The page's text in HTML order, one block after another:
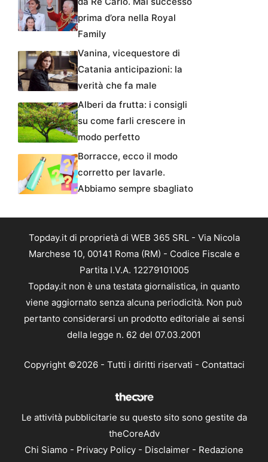
prima d’ora nella Royal
Family
Vanina, vicequestore di
Catania anticipazioni: la
verità che fa male
Alberi da frutta: i consigli
su come farli crescere in
modo perfetto
Borracce, ecco il modo
corretto per lavarle.
Abbiamo sempre sbagliato
Topday.it di proprietà di WEB 365 SRL - Via Nicola
Marchese 10, 00141 Roma (RM) - Codice Fiscale e
Partita I.V.A. 12279101005
Topday.it non è una testata giornalistica, in quanto
viene aggiornato senza alcuna periodicità. Non può
pertanto considerarsi un prodotto editoriale ai sensi
della legge n. 62 del 07.03.2001
Copyright ©2026 - Tutti i diritti riservati - Contattaci
Le attività pubblicitarie su questo sito sono gestite da
theCoreAdv
Chi Siamo - Privacy Policy - Disclaimer - Redazione